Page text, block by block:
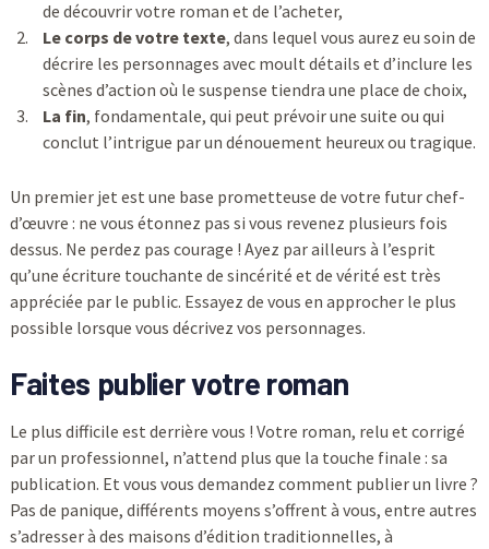
de découvrir votre roman et de l’acheter,
Le corps de votre texte, dans lequel vous aurez eu soin de
décrire les personnages avec moult détails et d’inclure les
scènes d’action où le suspense tiendra une place de choix,
La fin, fondamentale, qui peut prévoir une suite ou qui
conclut l’intrigue par un dénouement heureux ou tragique.
Un premier jet est une base prometteuse de votre futur chef-
d’œuvre : ne vous étonnez pas si vous revenez plusieurs fois
dessus. Ne perdez pas courage ! Ayez par ailleurs à l’esprit
qu’une écriture touchante de sincérité et de vérité est très
appréciée par le public. Essayez de vous en approcher le plus
possible lorsque vous décrivez vos personnages.
Faites publier votre roman
Le plus difficile est derrière vous ! Votre roman, relu et corrigé
par un professionnel, n’attend plus que la touche finale : sa
publication. Et vous vous demandez comment publier un livre ?
Pas de panique, différents moyens s’offrent à vous, entre autres
s’adresser à des maisons d’édition traditionnelles, à